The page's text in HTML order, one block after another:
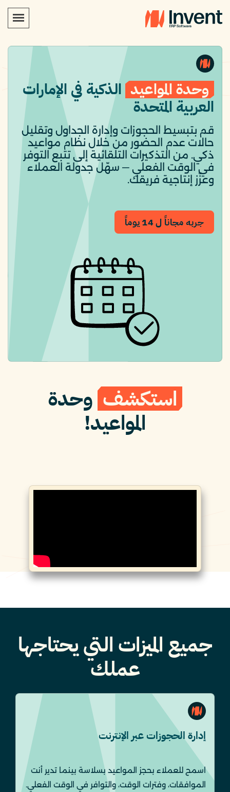
وحدة المواعيد الذكية في الإمارات
العربية المتحدة
قم بتبسيط الحجوزات وإدارة الجداول وتقليل
حالات عدم الحضور من خلال نظام مواعيد
ذكي. من التذكيرات التلقائية إلى تتبع التوفر
في الوقت الفعلي — سهّل جدولة العملاء
وعزّز إنتاجية فريقك.
جربه مجاناً ل 14 يوماً
استكشف وحدة
المواعيد!
جميع الميزات التي يحتاجها
عملك
إدارة الحجوزات عبر الإنترنت
اسمح للعملاء بحجز المواعيد بسلاسة بينما تدير أنت
الموافقات، وفترات الوقت، والتوافر في الوقت الفعلي.